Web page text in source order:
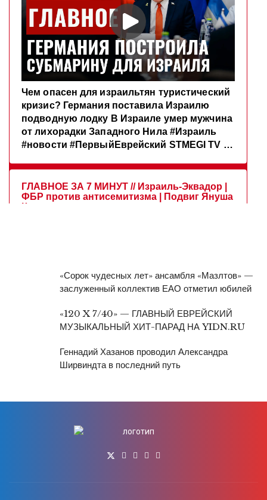
«Сорок чудесных лет» ансамбля «Мазлтов» —
заслуженный коллектив ЕАО отметил юбилей
«120 X 7/40» — ГЛАВНЫЙ ЕВРЕЙСКИЙ
МУЗЫКАЛЬНЫЙ ХИТ-ПАРАД НА YIDN.RU
Геннадий Хазанов проводил Александра
Ширвиндта в последний путь